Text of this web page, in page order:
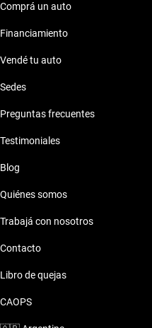
Comprá un auto
Financiamiento
Vendé tu auto
Sedes
Preguntas frecuentes
Testimoniales
Blog
Quiénes somos
Trabajá con nosotros
Contacto
Libro de quejas
CAOPS